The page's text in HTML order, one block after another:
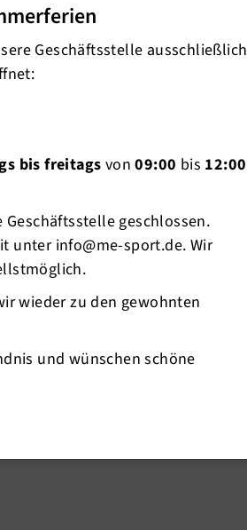
Geschäftsstelle ausschließlich
bis freitagsvon09:00 bis 12:00
geschlossen.
unter info@me-sport.de. Wir
wieder zu den gewohnten
und wünschen schöne